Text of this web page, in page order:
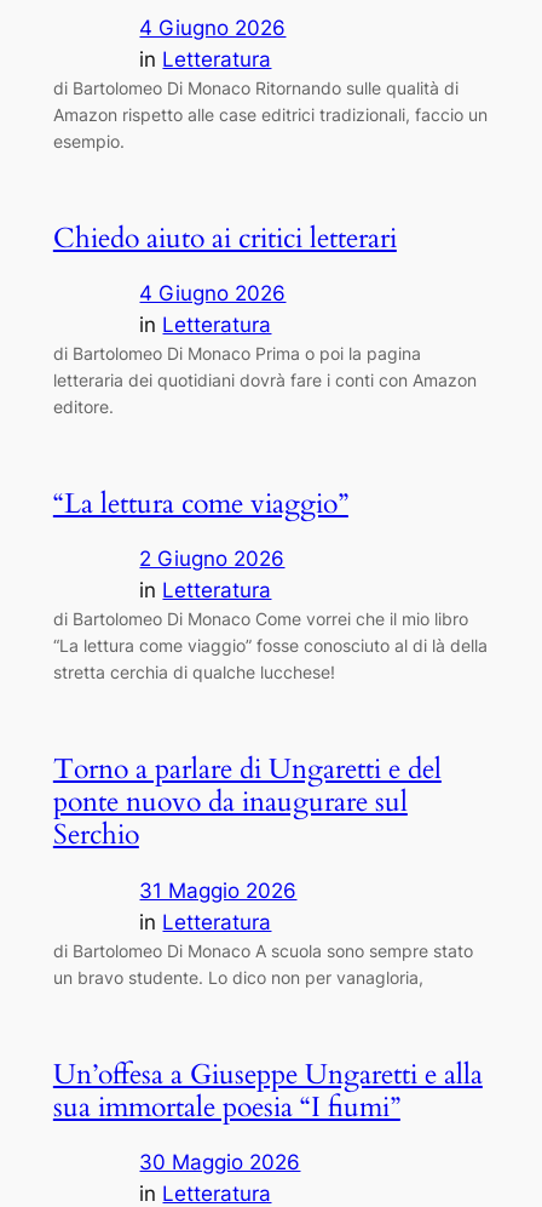
4 Giugno 2026
in Letteratura
di Bartolomeo Di Monaco Ritornando sulle qualità di
Amazon rispetto alle case editrici tradizionali, faccio un
esempio.
Chiedo aiuto ai critici letterari
4 Giugno 2026
in Letteratura
di Bartolomeo Di Monaco Prima o poi la pagina
letteraria dei quotidiani dovrà fare i conti con Amazon
editore.
“La lettura come viaggio”
2 Giugno 2026
in Letteratura
di Bartolomeo Di Monaco Come vorrei che il mio libro
“La lettura come viaggio” fosse conosciuto al di là della
stretta cerchia di qualche lucchese!
Torno a parlare di Ungaretti e del
ponte nuovo da inaugurare sul
Serchio
31 Maggio 2026
in Letteratura
di Bartolomeo Di Monaco A scuola sono sempre stato
un bravo studente. Lo dico non per vanagloria,
Un’offesa a Giuseppe Ungaretti e alla
sua immortale poesia “I fiumi”
30 Maggio 2026
in Letteratura